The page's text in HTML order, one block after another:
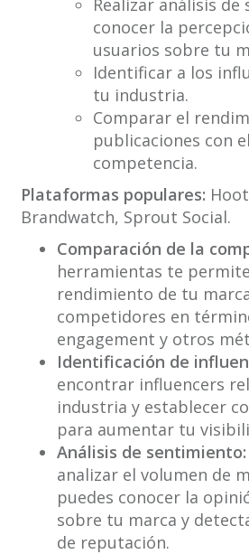
Realizar análisis
conocer la
usuarios sobre tu
Identificar a los
tu industria.
Comparar el
publicaciones con
competencia.
Plataformas populares:
Brandwatch, Sprout Social.
Comparación de la
herramientas te
rendimiento de tu
competidores en
engagement y otros
Identificación de
encontrar influencers
industria y establecer
para aumentar tu
Análisis de sentimiento:
analizar el volumen de
puedes conocer la
sobre tu marca y
de reputación.